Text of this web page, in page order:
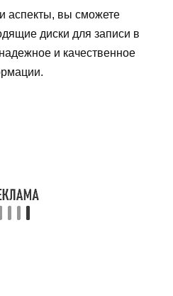
аспекты, вы сможете
диски для записи в
и качественное